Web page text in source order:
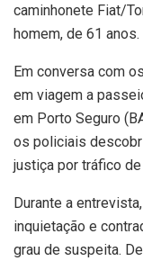
caminhonete Fiat/
homem, de 61 anos.
Em conversa com
em viagem a
em Porto Seguro
os policiais
justiça por tráfico
Durante a
inquietação e
grau de suspeita.